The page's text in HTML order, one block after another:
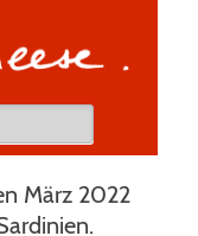
März 2022